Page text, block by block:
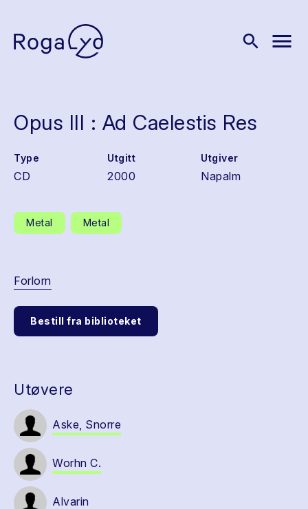
search menu
Opus III : Ad Caelestis Res
Type
CD
Utgitt
2000
Utgiver
Napalm
Metal Metal
Forlorn
Bestill fra biblioteket
Utøvere
Aske, Snorre
Worhn C.
Alvarin